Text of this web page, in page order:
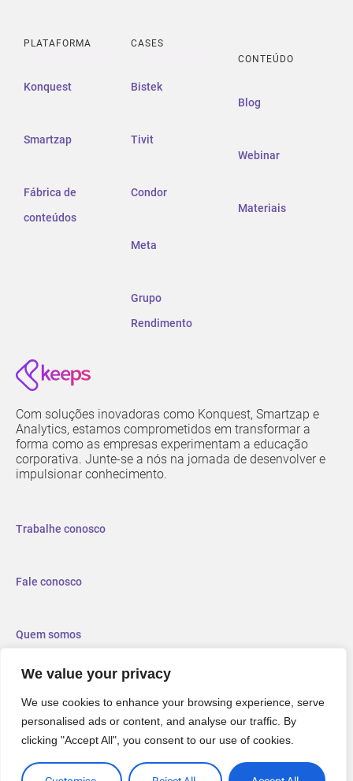
We value your privacy
We use cookies to enhance your browsing experience, serve
personalised ads or content, and analyse our traffic. By
clicking "Accept All", you consent to our use of cookies.
PLATAFORMA
Konquest
Smartzap
Fábrica de
conteúdos
CASES
Bistek
Tivit
Condor
Meta
Grupo
Rendimento
CONTEÚDO
Blog
Webinar
Materiais
Com soluções inovadoras como Konquest, Smartzap e
Analytics, estamos comprometidos em transformar a
forma como as empresas experimentam a educação
corporativa. Junte-se a nós na jornada de desenvolver e
impulsionar conhecimento.
Trabalhe conosco
Fale conosco
Quem somos